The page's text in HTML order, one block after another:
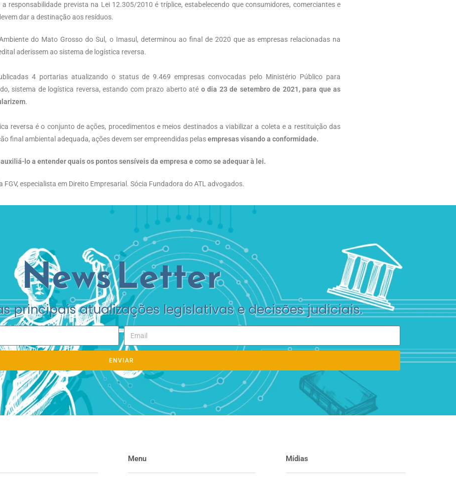
responsabilidade prevista na Lei 12.305/2010 é tríplice, estabelecendo que consumidores, comerciantes e
dar a destinação aos resíduos.
do Mato Grosso do Sul, o Imasul, determinou ao final de 2020 que as empresas relacionadas na
aderissem ao sistema de logística reversa.
4 portarias atualizando o status de 9.469 empresas convocadas pelo Ministério Público para
sistema de logística reversa, estando com prazo aberto até o dia 23 de setembro de 2021, para que as
.
reversa é o conjunto de ações, procedimentos e meios destinados a viabilizar a coleta e a restituição das
final ambiental adequada, ações devem ser empreendidas pelasempresas visando a conformidade.
a entender quais os pontos sensíveis da empresa e como se adequar à lei.
especialista em Direito Empresarial. Sócia Fundadora do ATL advogados.
News Letter
principais atualizações legislativas e decisões judiciais.
ENVIAR
Menu Mídias